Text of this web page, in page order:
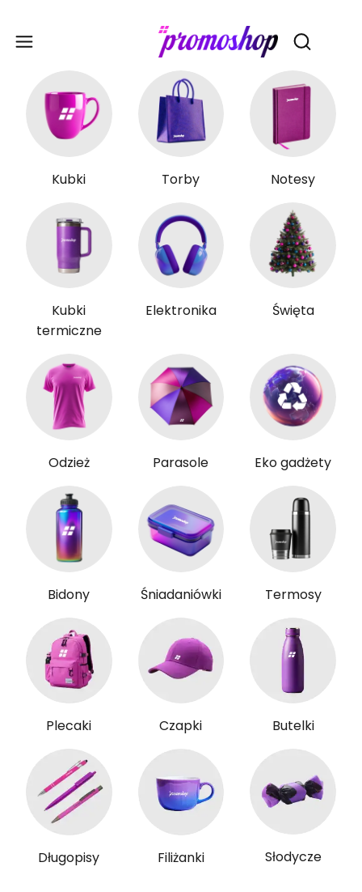
Otwórz
Kubki Torby Notesy
Kubki
termiczne
Elektronika Święta
Odzież Parasole Eko gadżety
Bidony Śniadaniówki Termosy
Plecaki Czapki Butelki
Długopisy Filiżanki Słodycze